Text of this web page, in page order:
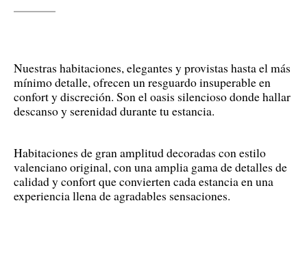
Nuestras habitaciones, elegantes y provistas hasta el más
mínimo detalle, ofrecen un resguardo insuperable en
confort y discreción. Son el oasis silencioso donde hallar
descanso y serenidad durante tu estancia.
Habitaciones de gran amplitud decoradas con estilo
valenciano original, con una amplia gama de detalles de
calidad y confort que convierten cada estancia en una
experiencia llena de agradables sensaciones.